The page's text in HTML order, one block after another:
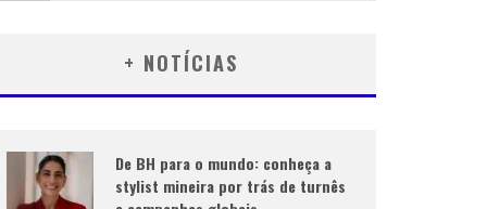
+ NOTÍCIAS
De BH para o mundo: conheça a
stylist mineira por trás de turnês